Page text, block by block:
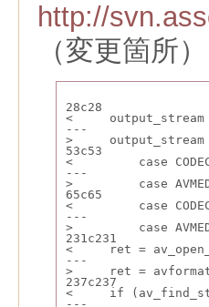
http://
（変更箇所）
28c28
<     output_stream
---
>     output_stream
53c53
<         case
---
>         case
65c65
<         case
---
>         case
231c231
<     ret =
---
>     ret =
237c237
<     if
---